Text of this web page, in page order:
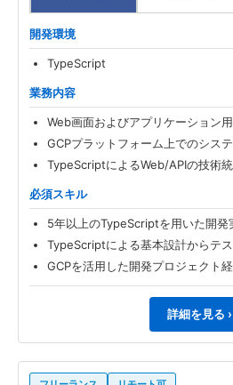
開発環境
TypeScript
業務内容
Web画面およびアプリケーション
GCPプラットフォーム上でのシス
TypeScriptによるWeb/APIの技術
必須スキル
5年以上のTypeScriptを用いた開発
TypeScriptによる基本設計からテ
GCPを活用した開発プロジェクト
詳細を見る ›